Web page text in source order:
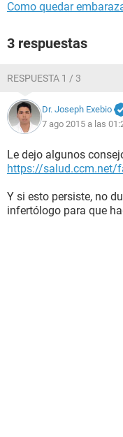
Como quedar
3 respuestas
RESPUESTA 1 / 3
Dr. Joseph Exebio
7 ago 2015 a las
Le dejo algunos
https://salud.ccm.net/
Y si esto persiste, no
infertólogo para que